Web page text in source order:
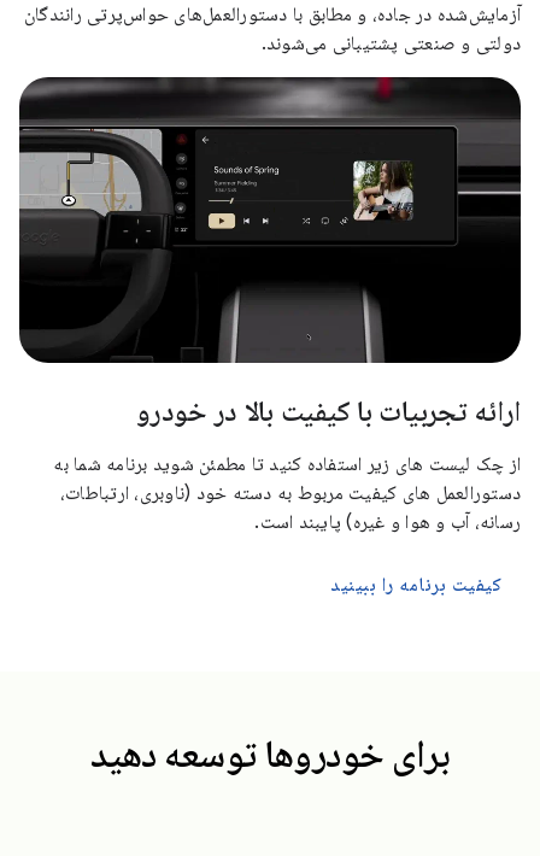
آزمایش‌شده در جاده، و مطابق با دستورالعمل‌های حواس‌پرتی رانندگان
دولتی و صنعتی پشتیبانی می‌شوند.
ارائه تجربیات با کیفیت بالا در خودرو
از چک لیست های زیر استفاده کنید تا مطمئن شوید برنامه شما به
دستورالعمل های کیفیت مربوط به دسته خود (ناوبری، ارتباطات،
رسانه، آب و هوا و غیره) پایبند است.
کیفیت برنامه را ببینید
برای خودروها توسعه دهید